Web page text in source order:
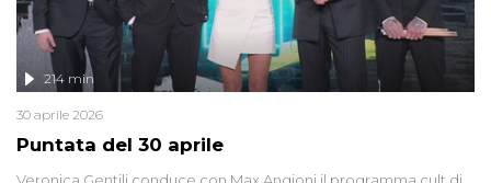
Puntata del 30 aprile
214 min
30 aprile 2026